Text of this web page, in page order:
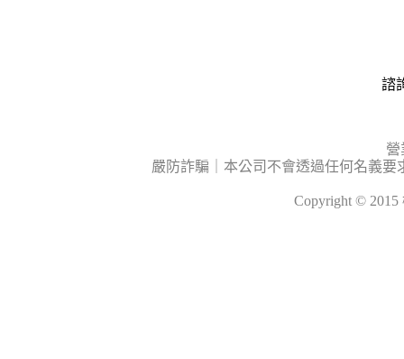
諮
營
嚴防詐騙｜本公司不會透過任何名義
Copyright ©